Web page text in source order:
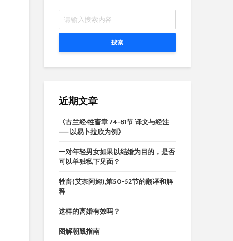
搜索
近期文章
《古兰经·牲畜章 74-81节 译文与经注
—— 以易卜拉欣为例》
一对年轻男女如果以结婚为目的，是否
可以单独私下见面？
牲畜(艾奈阿姆),第50-52节的翻译和解
释
这样的离婚有效吗？
图解朝觐指南